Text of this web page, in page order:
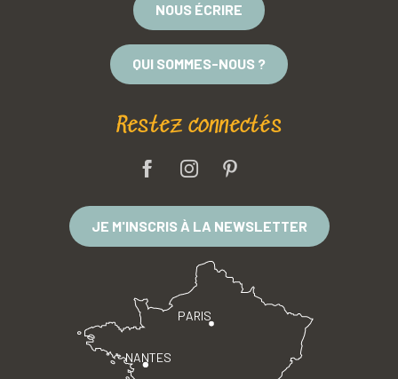
NOUS ÉCRIRE
QUI SOMMES-NOUS ?
Restez connectés
JE M'INSCRIS À LA NEWSLETTER
PARIS
NANTES